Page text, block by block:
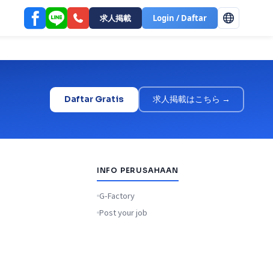
求人掲載 Login / Daftar
Daftar Gratis 求人掲載はこちら →
INFO PERUSAHAAN
G-Factory
Post your job